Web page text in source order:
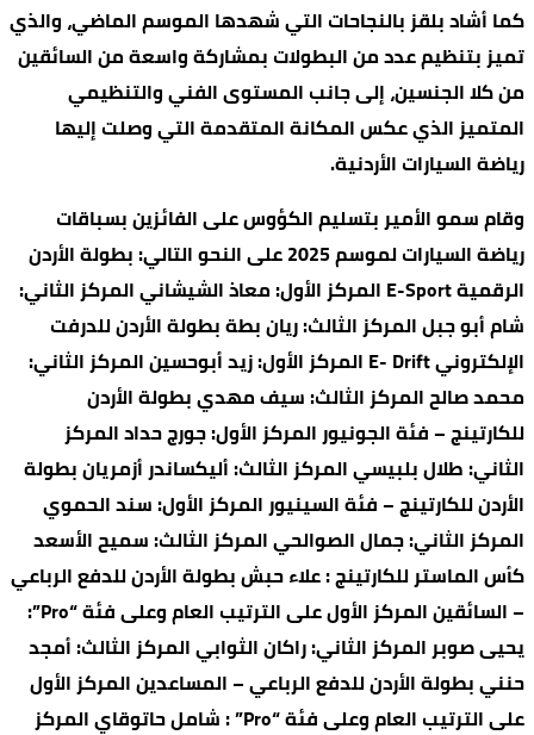
كما أشاد بلقز بالنجاحات التي شهدها الموسم الماضي، والذي
تميز بتنظيم عدد من البطولات بمشاركة واسعة من السائقين
من كلا الجنسين، إلى جانب المستوى الفني والتنظيمي
المتميز الذي عكس المكانة المتقدمة التي وصلت إليها
رياضة السيارات الأردنية.
وقام سمو الأمير بتسليم الكؤوس على الفائزين بسباقات
رياضة السيارات لموسم 2025 على النحو التالي: بطولة الأردن
الرقمية E-Sport المركز الأول: معاذ الشیشاني المركز الثاني:
شام أبو جبل المركز الثالث: ريان بطة بطولة الأردن للدرفت
الإلكتروني E- Drift المركز الأول: زید أبوحسین المركز الثاني:
محمد صالح المركز الثالث: سیف مھدي بطولة الأردن
للكارتینج – فئة الجونيور المركز الأول: جورج حداد المركز
الثاني: طلال بلبيسي المركز الثالث: أليكساندر أزمريان بطولة
الأردن للكارتینج – فئة السينيور المركز الأول: سند الحموي
المركز الثاني: جمال الصوالحي المركز الثالث: سميح الأسعد
كأس الماستر للكارتينج : علاء حبش بطولة الأردن للدفع الرباعي
– السائقين المركز الأول على الترتيب العام وعلى فئة “Pro”:
يحيى صوبر المركز الثاني: راكان الثوابي المركز الثالث: أمجد
حنني بطولة الأردن للدفع الرباعي – المساعدين المركز الأول
على الترتيب العام وعلى فئة “Pro” : شامل حاتوقاي المركز